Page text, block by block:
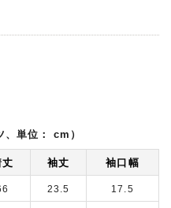
単位： cm）
丈 袖丈 袖口幅
23.5 17.5